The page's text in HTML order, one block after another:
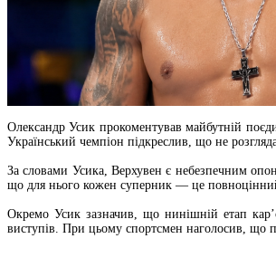
Олександр Усик прокоментував майбутній
Український чемпіон підкреслив, що не
За словами Усика, Верхувен є небезпечним
що для нього кожен суперник — це повноцінний
Окремо Усик зазначив, що нинішній етап
виступів. При цьому спортсмен наголосив, що